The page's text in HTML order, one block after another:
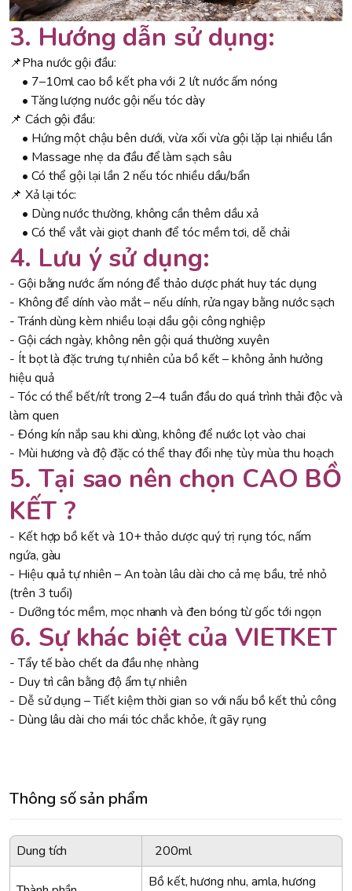
3. Hướng dẫn sử dụng:
📌Pha nước gội đầu:
• 7–10ml cao bồ kết pha với 2 lít nước ấm nóng
• Tăng lượng nước gội nếu tóc dày
📌 Cách gội đầu:
• Hứng một chậu bên dưới, vừa xối vừa gội lặp lại nhiều lần
• Massage nhẹ da đầu để làm sạch sâu
• Có thể gội lại lần 2 nếu tóc nhiều dầu/bẩn
📌 Xả lại tóc:
• Dùng nước thường, không cần thêm dầu xả
• Có thể vắt vài giọt chanh để tóc mềm tơi, dễ chải
4. Lưu ý sử dụng:
- Gội bằng nước ấm nóng để thảo dược phát huy tác dụng
- Không để dính vào mắt – nếu dính, rửa ngay bằng nước sạch
- Tránh dùng kèm nhiều loại dầu gội công nghiệp
- Gội cách ngày, không nên gội quá thường xuyên
- Ít bọt là đặc trưng tự nhiên của bồ kết – không ảnh hưởng
hiệu quả
- Tóc có thể bết/rít trong 2–4 tuần đầu do quá trình thải độc và
làm quen
- Đóng kín nắp sau khi dùng, không để nước lọt vào chai
- Mùi hương và độ đặc có thể thay đổi nhẹ tùy mùa thu hoạch
5. Tại sao nên chọn CAO BỒ
KẾT ?
- Kết hợp bồ kết và 10+ thảo dược quý trị rụng tóc, nấm
ngứa, gàu
- Hiệu quả tự nhiên – An toàn lâu dài cho cả mẹ bầu, trẻ nhỏ
(trên 3 tuổi)
- Dưỡng tóc mềm, mọc nhanh và đen bóng từ gốc tới ngọn
6. Sự khác biệt của VIETKET
- Tẩy tế bào chết da đầu nhẹ nhàng
- Duy trì cân bằng độ ẩm tự nhiên
- Dễ sử dụng – Tiết kiệm thời gian so với nấu bồ kết thủ công
- Dùng lâu dài cho mái tóc chắc khỏe, ít gãy rụng
Thông số sản phẩm
Dung tích 200ml
Bồ kết, hương nhu, amla, hương